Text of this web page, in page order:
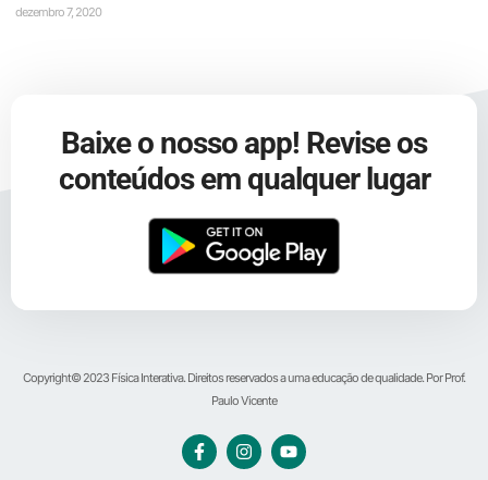
dezembro 7, 2020
Baixe o nosso app! Revise os
conteúdos em qualquer lugar
Copyright© 2023 Física Interativa. Direitos reservados a uma educação de qualidade. Por Prof.
Paulo Vicente